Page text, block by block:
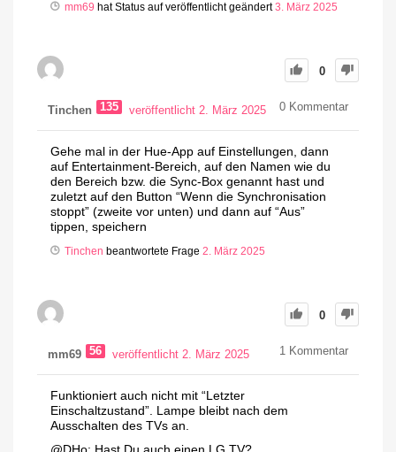
mm69 hat Status auf veröffentlicht geändert3. März 2025
0
Tinchen 135 veröffentlicht 2. März 2025 0 Kommentar
Gehe mal in der Hue-App auf Einstellungen, dann
auf Entertainment-Bereich, auf den Namen wie du
den Bereich bzw. die Sync-Box genannt hast und
zuletzt auf den Button “Wenn die Synchronisation
stoppt” (zweite vor unten) und dann auf “Aus”
tippen, speichern
Tinchen beantwortete Frage 2. März 2025
0
mm69 56 veröffentlicht 2. März 2025 1 Kommentar
Funktioniert auch nicht mit “Letzter
Einschaltzustand”. Lampe bleibt nach dem
Ausschalten des TVs an.